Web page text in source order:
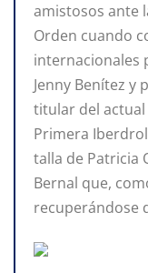
amistosos ante
Orden cuando
internacionales
Jenny Benítez y
titular del
Primera
talla de Patricia
Bernal que,
recuperándose